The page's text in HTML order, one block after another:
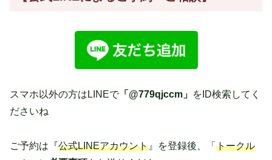
スマホ以外の方はLINEで「@779qjccm」 をID検索してく
ださいね
ご予約は『公式LINEアカウント 』を登録後、「 トークル